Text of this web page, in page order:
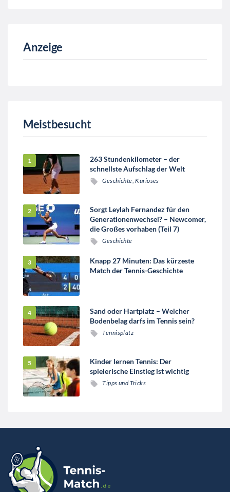
Anzeige
Meistbesucht
263 Stundenkilometer – der
schnellste Aufschlag der Welt
Geschichte ,Kurioses
Sorgt Leylah Fernandez für den
Generationenwechsel? – Newcomer,
die Großes vorhaben (Teil 7)
Geschichte
Knapp 27 Minuten: Das kürzeste
Match der Tennis-Geschichte
Sand oder Hartplatz – Welcher
Bodenbelag darfs im Tennis sein?
Tennisplatz
Kinder lernen Tennis: Der
spielerische Einstieg ist wichtig
Tipps und Tricks